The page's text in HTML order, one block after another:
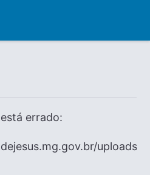
errado:
uploads/